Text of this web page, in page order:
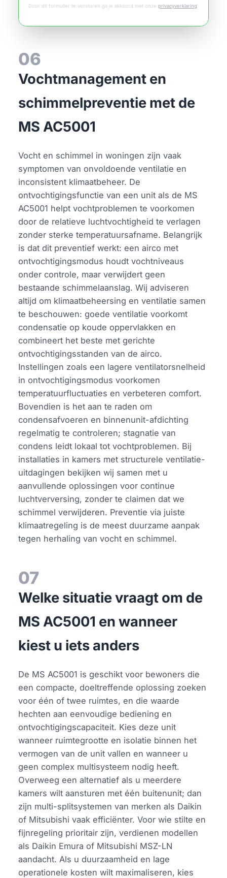
Door dit formulier te versturen ga je akkoord met onze privacyverklaring
06
Vochtmanagement en
schimmelpreventie met de
MS AC5001
Vocht en schimmel in woningen zijn vaak
symptomen van onvoldoende ventilatie en
inconsistent klimaatbeheer. De
ontvochtigingsfunctie van een unit als de MS
AC5001 helpt vochtproblemen te voorkomen
door de relatieve luchtvochtigheid te verlagen
zonder sterke temperatuursafname. Belangrijk
is dat dit preventief werkt: een airco met
ontvochtigingsmodus houdt vochtniveaus
onder controle, maar verwijdert geen
bestaande schimmelaanslag. Wij adviseren
altijd om klimaatbeheersing en ventilatie samen
te beschouwen: goede ventilatie voorkomt
condensatie op koude oppervlakken en
combineert het beste met gerichte
ontvochtigingsstanden van de airco.
Instellingen zoals een lagere ventilatorsnelheid
in ontvochtigingsmodus voorkomen
temperatuurfluctuaties en verbeteren comfort.
Bovendien is het aan te raden om
condensafvoeren en binnenunit-afdichting
regelmatig te controleren; stagnatie van
condens leidt lokaal tot vochtproblemen. Bij
installaties in kamers met structurele ventilatie-
uitdagingen bekijken wij samen met u
aanvullende oplossingen voor continue
luchtverversing, zonder te claimen dat we
schimmel verwijderen. Preventie via juiste
klimaatregeling is de meest duurzame aanpak
tegen herhaling van vocht en schimmel.
07
Welke situatie vraagt om de
MS AC5001 en wanneer
kiest u iets anders
De MS AC5001 is geschikt voor bewoners die
een compacte, doeltreffende oplossing zoeken
voor één of twee ruimtes, en die waarde
hechten aan eenvoudige bediening en
ontvochtigingscapaciteit. Kies deze unit
wanneer ruimtegrootte en isolatie binnen het
vermogen van de unit vallen en wanneer u
geen complex multisysteem nodig heeft.
Overweeg een alternatief als u meerdere
kamers wilt aansturen met één buitenunit; dan
zijn multi-splitsystemen van merken als Daikin
of Mitsubishi vaak efficiënter. Voor wie stilte en
fijnregeling prioritair zijn, verdienen modellen
als Daikin Emura of Mitsubishi MSZ-LN
aandacht. Als u duurzaamheid en lage
operationele kosten wilt maximaliseren, kies